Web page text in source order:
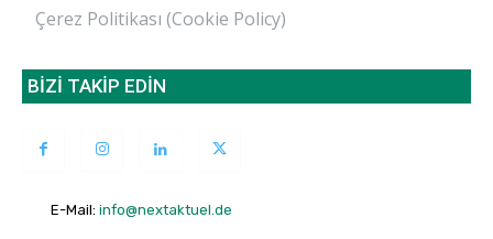
Çerez Politikası (Cookie Policy)
BİZİ TAKİP EDİN
E-Mail: info@nextaktuel.de